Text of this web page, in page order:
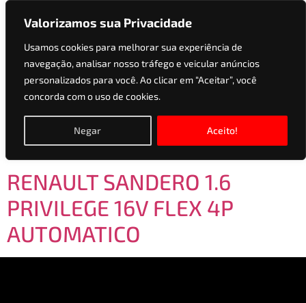
Valorizamos sua Privacidade
Usamos cookies para melhorar sua experiência de
navegação, analisar nosso tráfego e veicular anúncios
personalizados para você. Ao clicar em “Aceitar”, você
concorda com o uso de cookies.
Negar Aceito!
Versões:1.6
PRIVILEGE 16V FLEX
4P AUTOMATICO
RENAULT SANDERO 1.6
PRIVILEGE 16V FLEX 4P
AUTOMATICO